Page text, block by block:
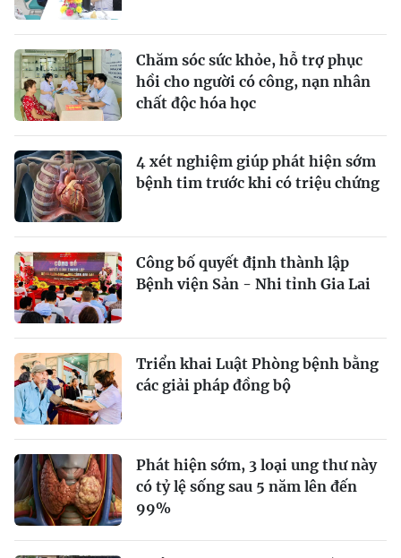
Chăm sóc sức khỏe, hỗ trợ phục
hồi cho người có công, nạn nhân
chất độc hóa học
4 xét nghiệm giúp phát hiện sớm
bệnh tim trước khi có triệu chứng
Công bố quyết định thành lập
Bệnh viện Sản - Nhi tỉnh Gia Lai
Triển khai Luật Phòng bệnh bằng
các giải pháp đồng bộ
Phát hiện sớm, 3 loại ung thư này
có tỷ lệ sống sau 5 năm lên đến
99%